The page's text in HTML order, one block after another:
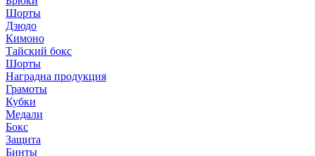
Шорты
Дзюдо
Кимоно
Тайский бокс
Шорты
Наградна продукция
Грамоты
Кубки
Медали
Бокс
Защита
Бинты